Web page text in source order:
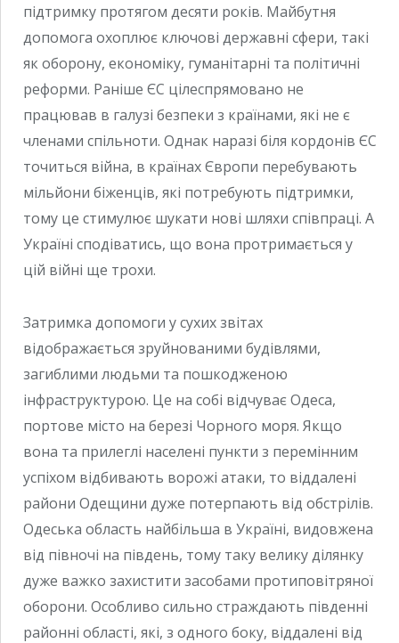
підтримку протягом десяти років. Майбутня
допомога охоплює ключові державні сфери, такі
як оборону, економіку, гуманітарні та політичні
реформи. Раніше ЄС цілеспрямовано не
працював в галузі безпеки з країнами, які не є
членами спільноти. Однак наразі біля кордонів ЄС
точиться війна, в країнах Європи перебувають
мільйони біженців, які потребують підтримки,
тому це стимулює шукати нові шляхи співпраці. А
Україні сподіватись, що вона протримається у
цій війні ще трохи.
Затримка допомоги у сухих звітах
відображається зруйнованими будівлями,
загиблими людьми та пошкодженою
інфраструктурою. Це на собі відчуває Одеса,
портове місто на березі Чорного моря. Якщо
вона та прилеглі населені пункти з перемінним
успіхом відбивають ворожі атаки, то віддалені
райони Одещини дуже потерпають від обстрілів.
Одеська область найбільша в Україні, видовжена
від півночі на південь, тому таку велику ділянку
дуже важко захистити засобами протиповітряної
оборони. Особливо сильно страждають південні
районні області, які, з одного боку, віддалені від